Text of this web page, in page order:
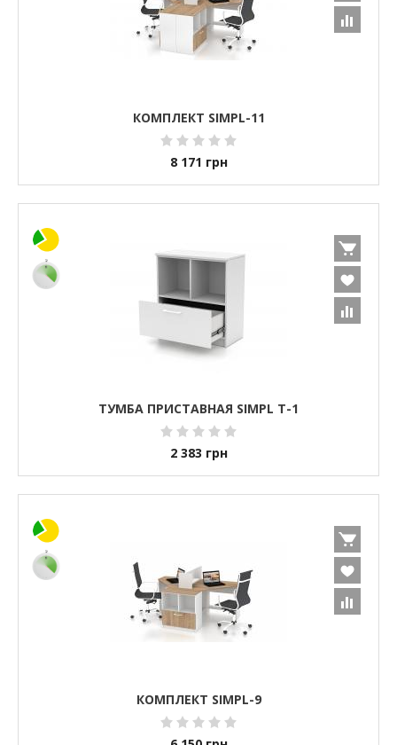
КОМПЛЕКТ SIMPL-11
8 171 грн
ТУМБА ПРИСТАВНАЯ SIMPL Т-1
2 383 грн
КОМПЛЕКТ SIMPL-9